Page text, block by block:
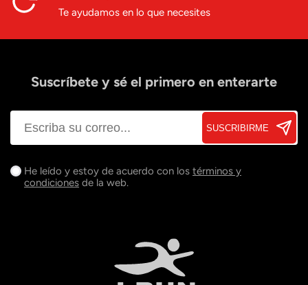
Te ayudamos en lo que necesites
Suscríbete y sé el primero en enterarte
SUSCRIBIRME
He leído y estoy de acuerdo con los términos y
condiciones de la web.